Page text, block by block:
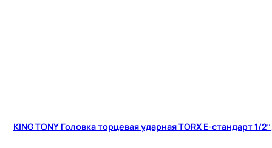
KING TONY Головка торцевая ударная TORX Е-стандарт 1/